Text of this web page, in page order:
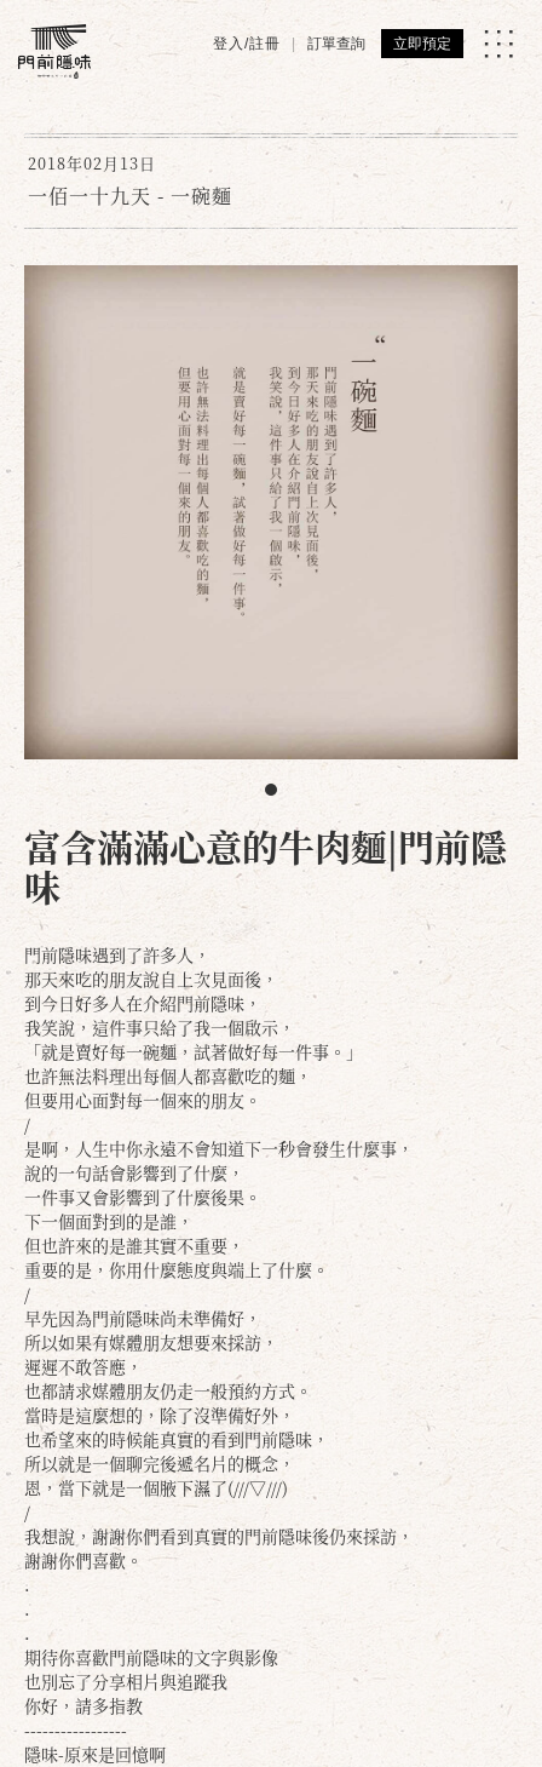
登入/註冊 訂單查詢 立即預定
2018年02月13日
一佰一十九天 - 一碗麵
富含滿滿心意的牛肉麵|門前隱
味
門前隱味遇到了許多人，
那天來吃的朋友說自上次見面後，
到今日好多人在介紹門前隱味，
我笑說，這件事只給了我一個啟示，
「就是賣好每一碗麵，試著做好每一件事。」
也許無法料理出每個人都喜歡吃的麵，
但要用心面對每一個來的朋友。
/
是啊，人生中你永遠不會知道下一秒會發生什麼事，
說的一句話會影響到了什麼，
一件事又會影響到了什麼後果。
下一個面對到的是誰，
但也許來的是誰其實不重要，
重要的是，你用什麼態度與端上了什麼。
/
早先因為門前隱味尚未準備好，
所以如果有媒體朋友想要來採訪，
遲遲不敢答應，
也都請求媒體朋友仍走一般預約方式。
當時是這麼想的，除了沒準備好外，
也希望來的時候能真實的看到門前隱味，
所以就是一個聊完後遞名片的概念，
恩，當下就是一個腋下濕了(///▽///)
/
我想說，謝謝你們看到真實的門前隱味後仍來採訪，
謝謝你們喜歡。
.
.
.
期待你喜歡門前隱味的文字與影像
也別忘了分享相片與追蹤我
你好，請多指教
-----------------
隱味-原來是回憶啊